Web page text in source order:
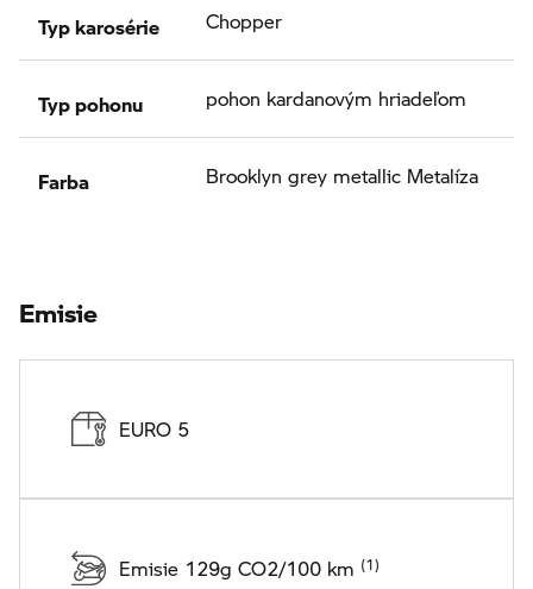
Typ karosérie Chopper
Typ pohonu pohon kardanovým hriadeľom
Farba Brooklyn grey metallic Metalíza
Emisie
EURO 5
Emisie 129g CO2/100 km